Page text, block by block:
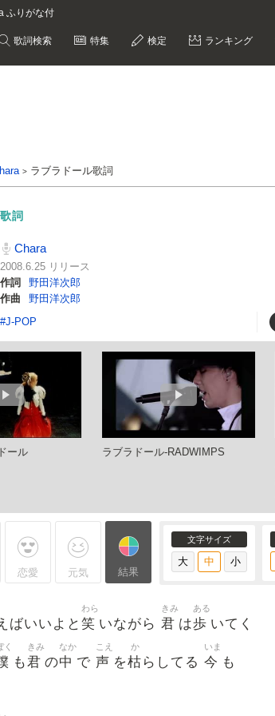
ふりがな付
歌詞検索 特集 検定 ランキング
ラブラドール歌詞
歌詞
Chara
2008.6.25 リリース
作詞
野田洋次郎
作曲
野田洋次郎
#J-POP
ール ラブラドール-RADWIMPS
恋愛 元気 結果
文字サイズ
ばいいよと 笑
わら
いながら 君
きみ
は歩
ある
いてく
く
も君
きみ
の中
なか
で 声
こえ
を枯
か
らしてる 今
いま
も